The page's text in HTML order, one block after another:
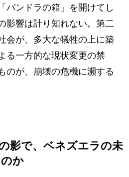
パンドラの箱」を開けてし
影響は計り知れない。第二
会が、多大な犠牲の上に築
る一方的な現状変更の禁
のが、崩壊の危機に瀕する
影で、ベネズエラの未
か